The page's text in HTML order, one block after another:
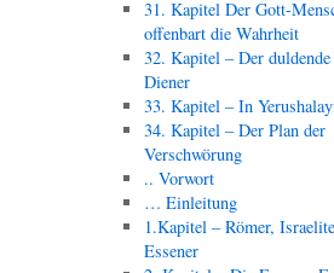
31. Kapitel Der Gott-
offenbart die Wahrheit
32. Kapitel – Der duldende
Diener
33. Kapitel – In
34. Kapitel – Der Plan der
Verschwörung
.. Vorwort
… Einleitung
1.Kapitel – Römer,
Essener